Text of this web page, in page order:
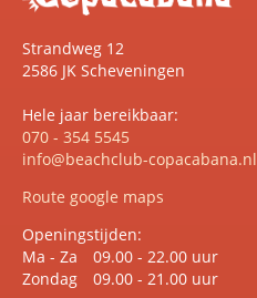
Strandweg 12
2586 JK Scheveningen
Hele jaar bereikbaar:
070 - 354 5545
info@beachclub-copacabana.nl
Route google maps
Openingstijden:
Ma - Za
09.00 - 22.00 uur
Zondag
09.00 - 21.00 uur